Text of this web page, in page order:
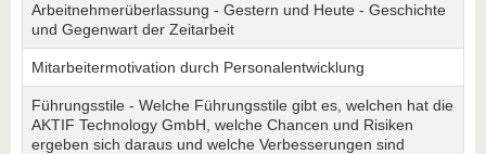
Arbeitnehmerüberlassung - Gestern und Heute - Geschichte
und Gegenwart der Zeitarbeit
Mitarbeitermotivation durch Personalentwicklung
Führungsstile - Welche Führungsstile gibt es, welchen hat die
AKTIF Technology GmbH, welche Chancen und Risiken
ergeben sich daraus und welche Verbesserungen sind